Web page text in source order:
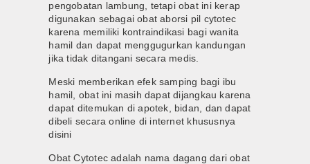
pengobatan lambung, tetapi obat ini kerap
digunakan sebagai obat aborsi pil cytotec
karena memiliki kontraindikasi bagi wanita
hamil dan dapat menggugurkan kandungan
jika tidak ditangani secara medis.
Meski memberikan efek samping bagi ibu
hamil, obat ini masih dapat dijangkau karena
dapat ditemukan di apotek, bidan, dan dapat
dibeli secara online di internet khususnya
disini
Obat Cytotec adalah nama dagang dari obat